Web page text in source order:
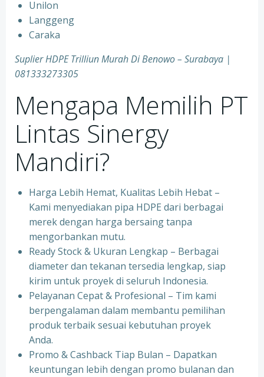
Unilon
Langgeng
Caraka
Suplier HDPE Trilliun Murah Di Benowo – Surabaya |
081333273305
Mengapa Memilih PT
Lintas Sinergy
Mandiri?
Harga Lebih Hemat, Kualitas Lebih Hebat –
Kami menyediakan pipa HDPE dari berbagai
merek dengan harga bersaing tanpa
mengorbankan mutu.
Ready Stock & Ukuran Lengkap – Berbagai
diameter dan tekanan tersedia lengkap, siap
kirim untuk proyek di seluruh Indonesia.
Pelayanan Cepat & Profesional – Tim kami
berpengalaman dalam membantu pemilihan
produk terbaik sesuai kebutuhan proyek
Anda.
Promo & Cashback Tiap Bulan – Dapatkan
keuntungan lebih dengan promo bulanan dan